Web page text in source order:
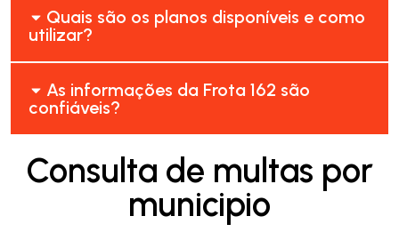
Quais são os planos disponíveis e como
utilizar?
As informações da Frota 162 são
confiáveis?
Consulta de multas por
municipio